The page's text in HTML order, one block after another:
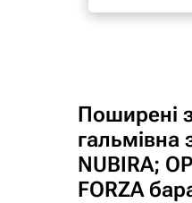
Поширені
гальмівна
NUBIRA;
FORZA